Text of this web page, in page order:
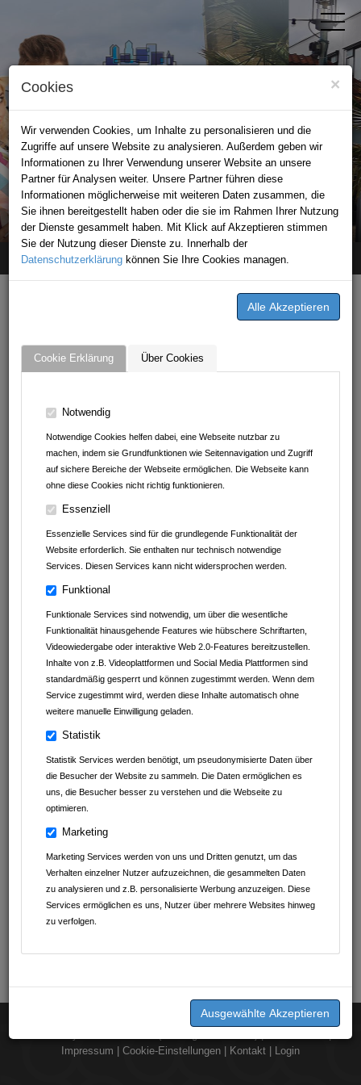
×
Cookies
Wir verwenden Cookies, um Inhalte zu personalisieren und die
Zugriffe auf unsere Website zu analysieren. Außerdem geben wir
Informationen zu Ihrer Verwendung unserer Website an unsere
Partner für Analysen weiter. Unsere Partner führen diese
Informationen möglicherweise mit weiteren Daten zusammen, die
Sie ihnen bereitgestellt haben oder die sie im Rahmen Ihrer Nutzung
der Dienste gesammelt haben. Mit Klick auf Akzeptieren stimmen
Sie der Nutzung dieser Dienste zu. Innerhalb der
Datenschutzerklärung können Sie Ihre Cookies managen.
Cookie Erklärung Über Cookies
Notwendig
Notwendige Cookies helfen dabei, eine Webseite nutzbar zu
machen, indem sie Grundfunktionen wie Seitennavigation und Zugriff
auf sichere Bereiche der Webseite ermöglichen. Die Webseite kann
ohne diese Cookies nicht richtig funktionieren.
Essenziell
Essenzielle Services sind für die grundlegende Funktionalität der
Website erforderlich. Sie enthalten nur technisch notwendige
Services. Diesen Services kann nicht widersprochen werden.
Funktional
Funktionale Services sind notwendig, um über die wesentliche
Funktionalität hinausgehende Features wie hübschere Schriftarten,
Videowiedergabe oder interaktive Web 2.0-Features bereitzustellen.
Inhalte von z.B. Videoplattformen und Social Media Plattformen sind
standardmäßig gesperrt und können zugestimmt werden. Wenn dem
Service zugestimmt wird, werden diese Inhalte automatisch ohne
weitere manuelle Einwilligung geladen.
Statistik
Statistik Services werden benötigt, um pseudonymisierte Daten über
die Besucher der Website zu sammeln. Die Daten ermöglichen es
uns, die Besucher besser zu verstehen und die Webseite zu
optimieren.
Marketing
Marketing Services werden von uns und Dritten genutzt, um das
Verhalten einzelner Nutzer aufzuzeichnen, die gesammelten Daten
zu analysieren und z.B. personalisierte Werbung anzuzeigen. Diese
Services ermöglichen es uns, Nutzer über mehrere Websites hinweg
zu verfolgen.
STADTPORTAL BAD RAPPENAU
Home unternehmen Bosporus
Wilhelmstraße 1
Bad Rappenau
Impressum
Cookie-Einstellungen Kontakt Login